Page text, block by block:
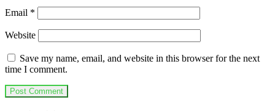
Email *
Website
Save my name, email, and website in this browser for the next
time I comment.